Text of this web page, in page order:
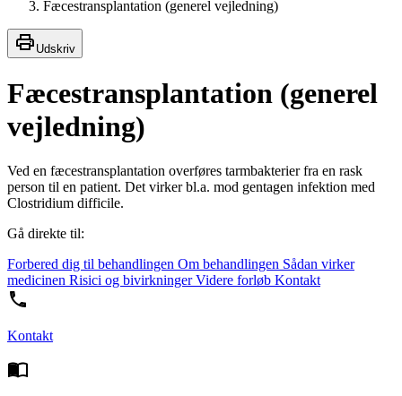
Fæcestransplantation (generel vejledning)
Udskriv
Fæcestransplantation (generel
vejledning)
Ved en fæcestransplantation overføres tarmbakterier fra en rask
person til en patient. Det virker bl.a. mod gentagen infektion med
Clostridium difficile.
Gå direkte til:
Forbered dig til behandlingen Om behandlingen Sådan virker
medicinen Risici og bivirkningerVidere forløb Kontakt
Kontakt